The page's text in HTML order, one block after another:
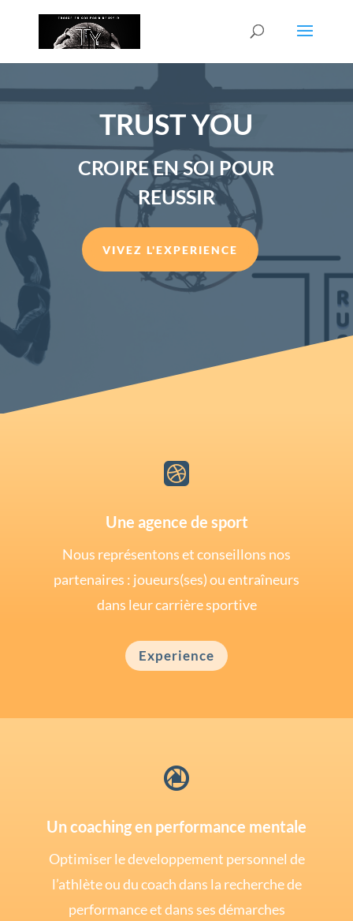
TRUST YOU
CROIRE EN SOI POUR
REUSSIR
VIVEZ L'EXPERIENCE

Une agence de sport
Nous représentons et conseillons nos
partenaires : joueurs(ses) ou entraîneurs
dans leur carrière sportive
Experience

Un coaching en performance mentale
Optimiser le developpement personnel de
l’athlète ou du coach dans la recherche de
performance et dans ses démarches